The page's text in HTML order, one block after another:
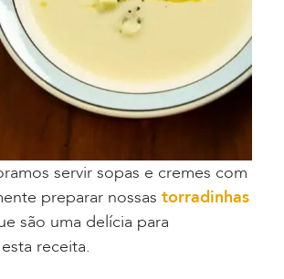
servir sopas e cremes com
preparar nossas torradinhas
são uma delícia para
receita.